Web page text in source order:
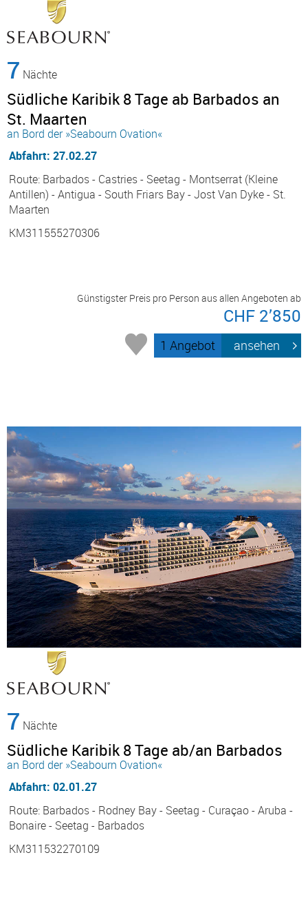
7 Nächte
Südliche Karibik 8 Tage ab Barbados an
St. Maarten
an Bord der »Seabourn Ovation«
Abfahrt: 27.02.27
Route: Barbados - Castries - Seetag - Montserrat (Kleine
Antillen) - Antigua - South Friars Bay - Jost Van Dyke - St.
Maarten
KM311555270306
Günstigster Preis pro Person aus allen Angeboten ab
CHF 2’850
1 Angebot ansehen
7 Nächte
Südliche Karibik 8 Tage ab/an Barbados
an Bord der »Seabourn Ovation«
Abfahrt: 02.01.27
Route: Barbados - Rodney Bay - Seetag - Curaçao - Aruba -
Bonaire - Seetag - Barbados
KM311532270109